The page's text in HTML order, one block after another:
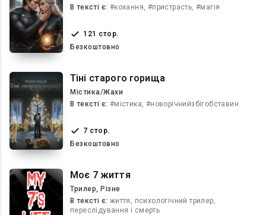
В текcті є: #кохання, #пристрасть, #магія
121 стор.
Безкоштовно
Тіні старого горища
Містика/Жахи
В текcті є: #містика, #новорічнийзбігобставин
7 стор.
Безкоштовно
Моє 7 життя
Трилер, Різне
В текcті є: життя, психологічний трилер,
переслідування і смерть